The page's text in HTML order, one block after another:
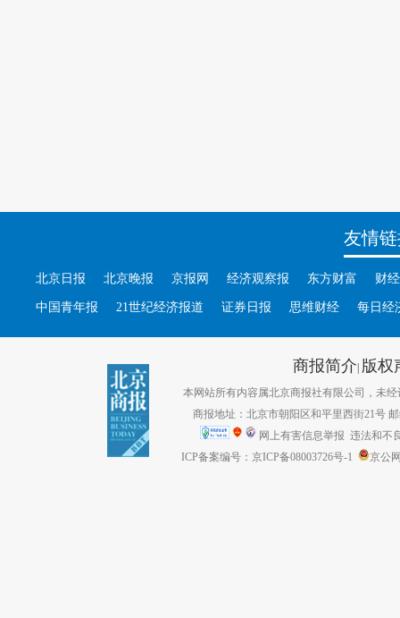
友情
北京日报 北京晚报 京报网 经济观察报 东方财富 财
中国青年报 21世纪经济报道 证券日报 思维财经 每日经
商报简介| 版权
本网站所有内容属北京商报社有限公司，未经
商报地址：北京市朝阳区和平里西街21号
网上有害信息举报 违法和不
ICP备案编号：京ICP备08003726号-1
京公